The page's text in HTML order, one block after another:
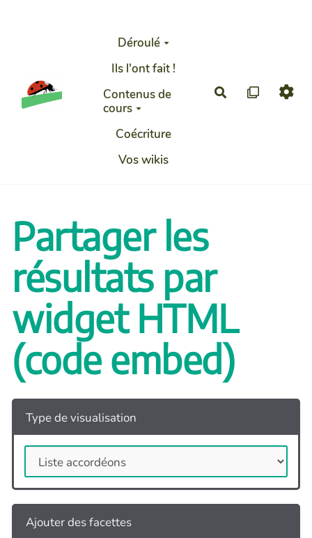
Déroulé
Ils l'ont fait !
Contenus de
cours
Coécriture
Vos wikis
Rechercher
Partager les
résultats par
widget HTML
(code embed)
Type de visualisation
Ajouter des facettes